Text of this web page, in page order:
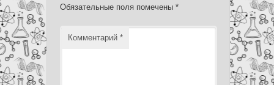
Обязательные поля помечены *
Комментарий *